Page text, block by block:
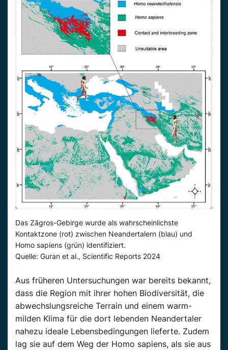
Das Zāgros-Gebirge wurde als wahrscheinlichste
Kontaktzone (rot) zwischen Neandertalern (blau) und
Homo sapiens (grün) identifiziert.
Quelle: Guran et al., Scientific Reports 2024
Aus früheren Untersuchungen war bereits bekannt,
dass die Region mit ihrer hohen Biodiversität, die
abwechslungsreiche Terrain und einem warm-
milden Klima für die dort lebenden Neandertaler
nahezu ideale Lebensbedingungen lieferte. Zudem
lag sie auf dem Weg der Homo sapiens, als sie aus